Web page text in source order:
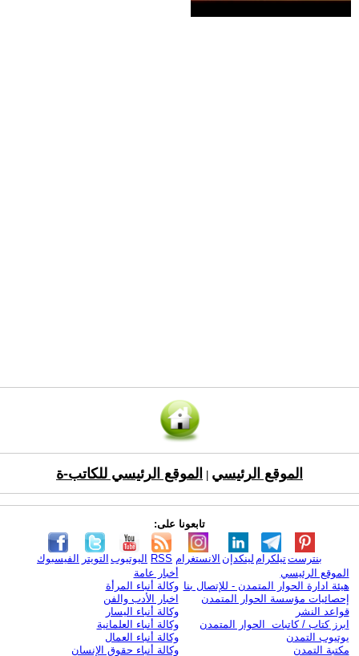
الموقع الرئيسي الموقع الرئيسي للكاتب-ة
تابعونا على:
الفيسبوك التويتر اليوتيوب RSS الانستغرام لينكدإن تيلكرامبنترست
الموقع الرئيسي
هيئة ادارة الحوار المتمدن - للإتصال بنا
إحصائيات مؤسسة الحوار المتمدن
قواعد النشر
ابرز كتاب / كاتبات الحوار المتمدن
يوتيوب التمدن
مكتبة التمدن
أخبار عامة
وكالة أنباء المرأة
اخبار الأدب والفن
وكالة أنباء اليسار
وكالة أنباء العلمانية
وكالة أنباء العمال
وكالة أنباء حقوق الإنسان